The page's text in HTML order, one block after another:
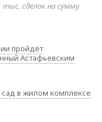
тыс. сделок на сумму
пройдёт
Астафьевским
в жилом комплексе